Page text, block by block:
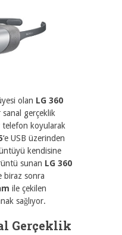
olan LG 360
sanal gerçeklik
koyularak
‘e USB üzerinden
kendisine
sunan LG 360
biraz sonra
ile çekilen
sağlıyor.
Gerçeklik